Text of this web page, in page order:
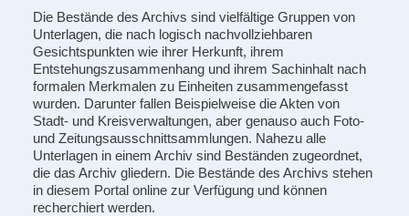
Die Bestände des Archivs sind vielfältige Gruppen von
Unterlagen, die nach logisch nachvollziehbaren
Gesichtspunkten wie ihrer Herkunft, ihrem
Entstehungszusammenhang und ihrem Sachinhalt nach
formalen Merkmalen zu Einheiten zusammengefasst
wurden. Darunter fallen Beispielweise die Akten von
Stadt- und Kreisverwaltungen, aber genauso auch Foto-
und Zeitungsausschnittsammlungen. Nahezu alle
Unterlagen in einem Archiv sind Beständen zugeordnet,
die das Archiv gliedern. Die Bestände des Archivs stehen
in diesem Portal online zur Verfügung und können
recherchiert werden.